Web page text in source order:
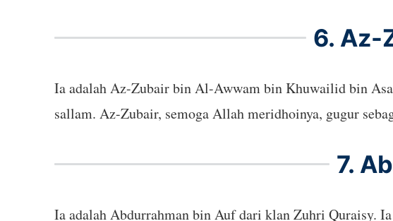
6. Az-
Ia adalah Az-Zubair bin Al-Awwam bin Khuwailid bin
sallam. Az-Zubair, semoga Allah meridhoinya, gugur
7.
Ia adalah Abdurrahman bin Auf dari klan Zuhri Quraisy.